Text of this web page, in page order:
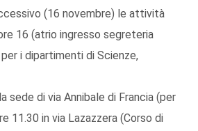
(16 novembre) le attività
16 (atrio ingresso segreteria
i dipartimenti di Scienze,
sede di via Annibale di Francia (per
11.30 in via Lazazzera (Corso di